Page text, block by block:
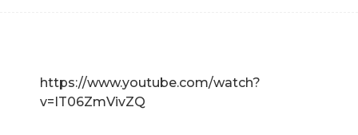
https://www.youtube.com/watch?
v=IT06ZmVivZQ